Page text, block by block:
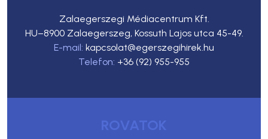
Zalaegerszegi Médiacentrum Kft.
HU–8900 Zalaegerszeg, Kossuth Lajos utca 45-49.
E-mail: kapcsolat@egerszegihirek.hu
Telefon: +36 (92) 955-955
ROVATOK